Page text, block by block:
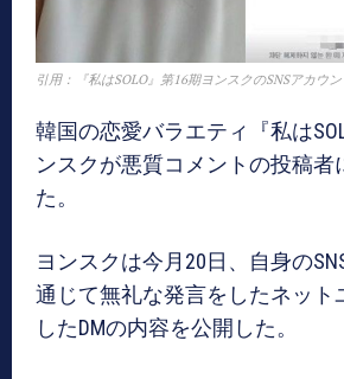
引用：『私はSOLO』第16期ヨンスクのSNSアカウン
韓国の恋愛バラエティ『私は
ンスクが悪質コメントの投稿者
た。
ヨンスクは今月20日、自身の
通じて無礼な発言をしたネット
したDMの内容を公開した。